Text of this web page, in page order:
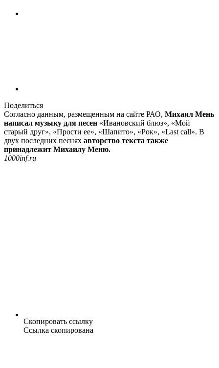
Поделиться
Согласно данным, размещенным на сайте РАО, Михаил Мень
написал музыку для песен «Ивановский блюз», «Мой
старый друг», «Прости ее», «Шапито», «Рок», «Last call». В
двух последних песнях авторство текста также
принадлежит Михаилу Меню.
1000inf.ru
Скопировать ссылку
Ссылка скопирована